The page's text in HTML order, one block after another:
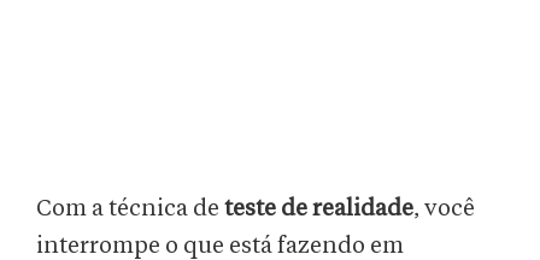
Com a técnica de teste de realidade, você
interrompe o que está fazendo em